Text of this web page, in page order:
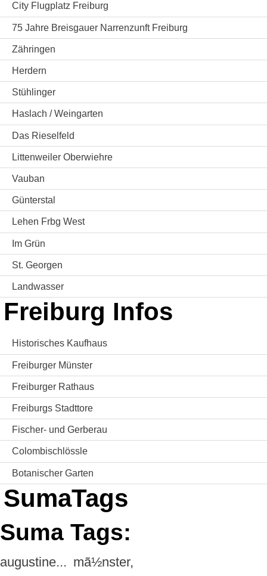
City Flugplatz Freiburg
75 Jahre Breisgauer Narrenzunft Freiburg
Zähringen
Herdern
Stühlinger
Haslach / Weingarten
Das Rieselfeld
Littenweiler Oberwiehre
Vauban
Günterstal
Lehen Frbg West
Im Grün
St. Georgen
Landwasser
Freiburg Infos
Historisches Kaufhaus
Freiburger Münster
Freiburger Rathaus
Freiburgs Stadttore
Fischer- und Gerberau
Colombischlössle
Botanischer Garten
SumaTags
Suma Tags:
augustine... mã½nster,